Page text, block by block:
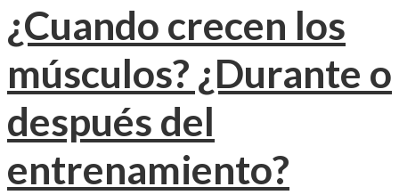
¿Cuando crecen los
músculos? ¿Durante o
después del
entrenamiento?